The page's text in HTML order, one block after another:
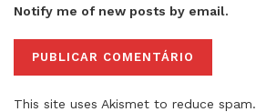
Notify me of new posts by email.
This site uses Akismet to reduce spam.